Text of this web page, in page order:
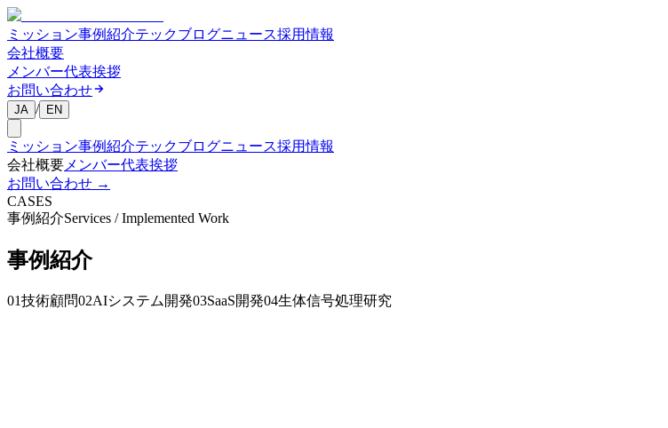
ミッション事例紹介テックブログニュース採用情報
会社概要
メンバー代表挨拶
お問い合わせ
JA / EN
ミッション事例紹介テックブログニュース採用情報
会社概要 メンバー代表挨拶
お問い合わせ →
CASES
事例紹介Services / Implemented Work
事例紹介
01技術顧問02AIシステム開発03SaaS開発04生体信号処理研究